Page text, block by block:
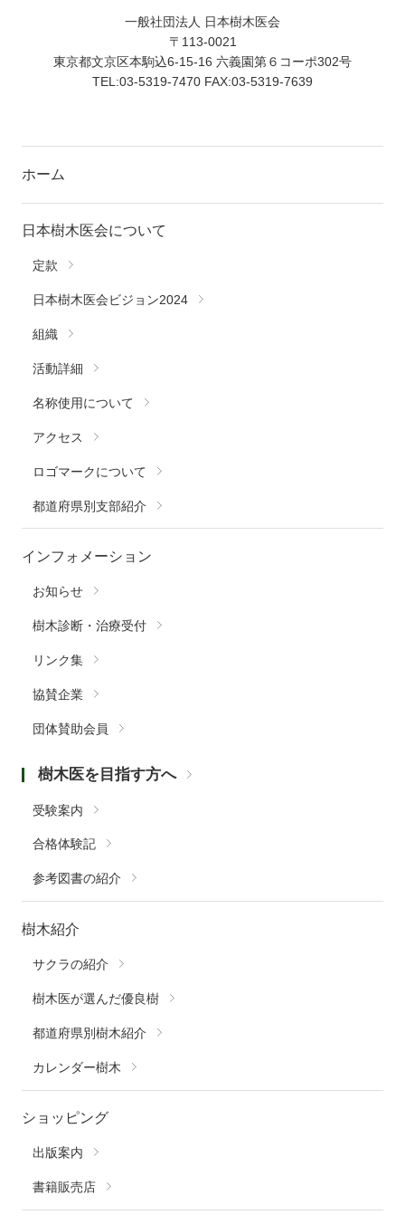
一般社団法人 日本樹木医会
〒113-0021
東京都文京区本駒込6-15-16 六義園第６コーポ302号
TEL:03-5319-7470 FAX:03-5319-7639
ホーム
日本樹木医会について
定款
日本樹木医会ビジョン2024
組織
活動詳細
名称使用について
アクセス
ロゴマークについて
都道府県別支部紹介
インフォメーション
お知らせ
樹木診断・治療受付
リンク集
協賛企業
団体賛助会員
樹木医を目指す方へ
受験案内
合格体験記
参考図書の紹介
樹木紹介
サクラの紹介
樹木医が選んだ優良樹
都道府県別樹木紹介
カレンダー樹木
ショッピング
出版案内
書籍販売店